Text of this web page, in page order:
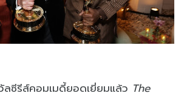
ลซีรีส์คอมเมดี้ยอดเยี่ยมแล้ว The